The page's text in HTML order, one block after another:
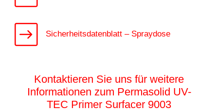
Sicherheitsdatenblatt – Spraydose
Kontaktieren Sie uns für weitere
Informationen zum Permasolid UV-
TEC Primer Surfacer 9003